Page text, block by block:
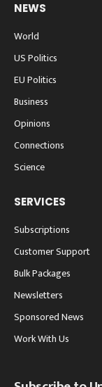
NEWS
World
US Politics
EU Politics
Business
Opinions
Connections
Science
SERVICES
Subscriptions
Customer Support
Bulk Packages
Newsletters
Sponsored News
Work With Us